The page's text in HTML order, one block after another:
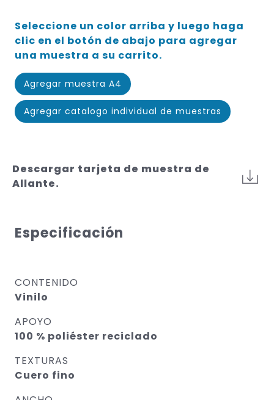
Seleccione un color arriba y luego haga
clic en el botón de abajo para agregar
una muestra a su carrito.
Agregar muestra A4
Agregar catalogo individual de muestras
Descargar tarjeta de muestra de
Allante.
Especificación
CONTENIDO
Vinilo
APOYO
100 % poliéster reciclado
TEXTURAS
Cuero fino